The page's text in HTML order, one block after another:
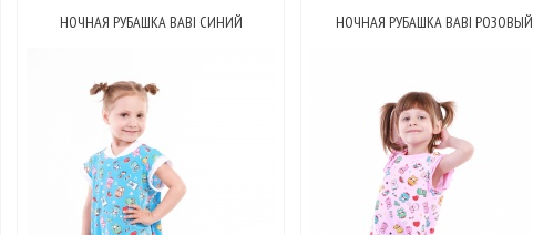
НОЧНАЯ РУБАШКА BABI СИНИЙ НОЧНАЯ РУБАШКА BABI РОЗОВЫЙ